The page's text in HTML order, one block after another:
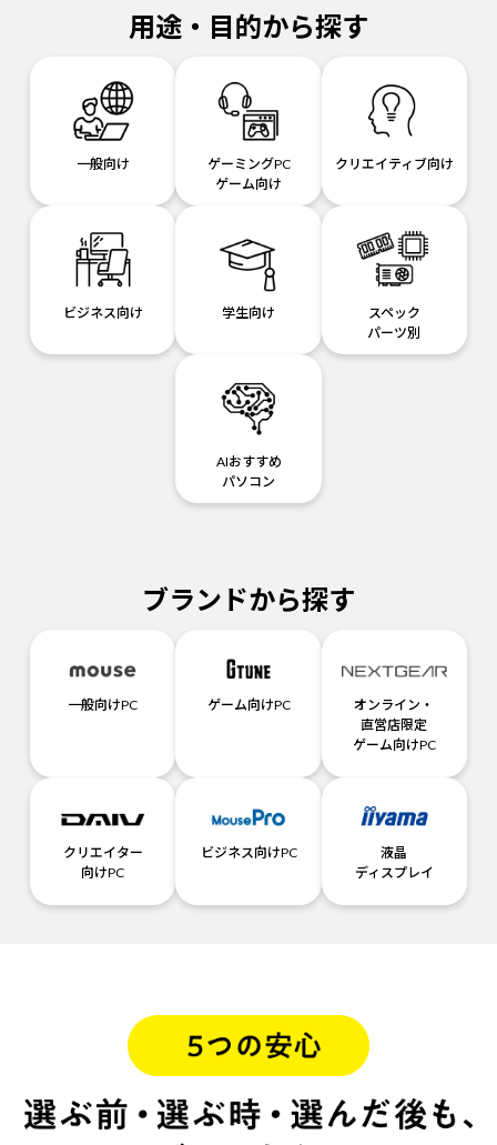
用途・目的から探す
一般向け
ゲーミングPC
ゲーム向け
クリエイティブ向け
ビジネス向け 学生向け
スペック
パーツ別
AIおすすめ
パソコン
ブランドから探す
一般向けPC ゲーム向けPC
オンライン・
直営店限定
ゲーム向けPC
クリエイター
向けPC
ビジネス向けPC
液晶
ディスプレイ